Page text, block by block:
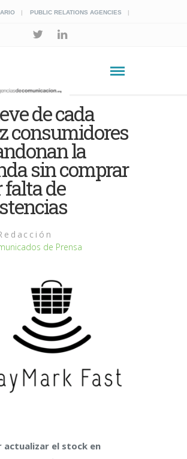
PUBLIC RELATIONS AGENCIES
de cada
consumidores
la
sin comprar
falta de
de Prensa
actualizar el stock en